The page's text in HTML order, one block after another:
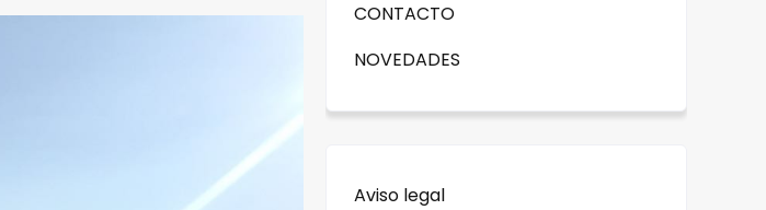
CONTACTO
NOVEDADES
Aviso legal